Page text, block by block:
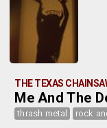
THE TEXAS
Me And The
thrash metal rock